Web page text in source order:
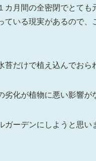
カ月間の全密閉でとて
ている現実があるので
苔だけで植え込んでお
劣化が植物に悪い影響が
ガーデンにしようと思